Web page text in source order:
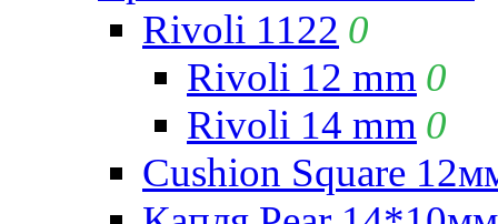
Rivoli 1122 0
Rivoli 12 mm 0
Rivoli 14 mm 0
Cushion Square